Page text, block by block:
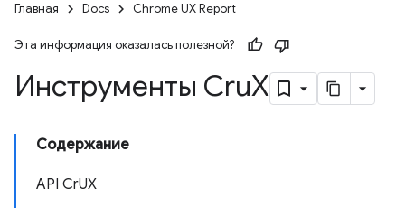
Главная Docs Chrome UX Report
Эта информация оказалась полезной?
Инструменты CruX
Содержание
API CrUX